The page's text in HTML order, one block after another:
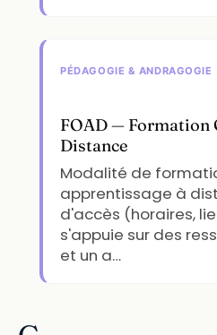
PÉDAGOGIE & ANDRAGOGIE
FOAD — Formation
Distance
Modalité de
apprentissage à
d'accès (horaires,
s'appuie sur des
et un a…